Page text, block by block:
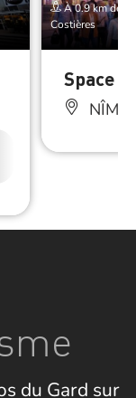
À 0.9 km de
Costières
Space
du Gard sur